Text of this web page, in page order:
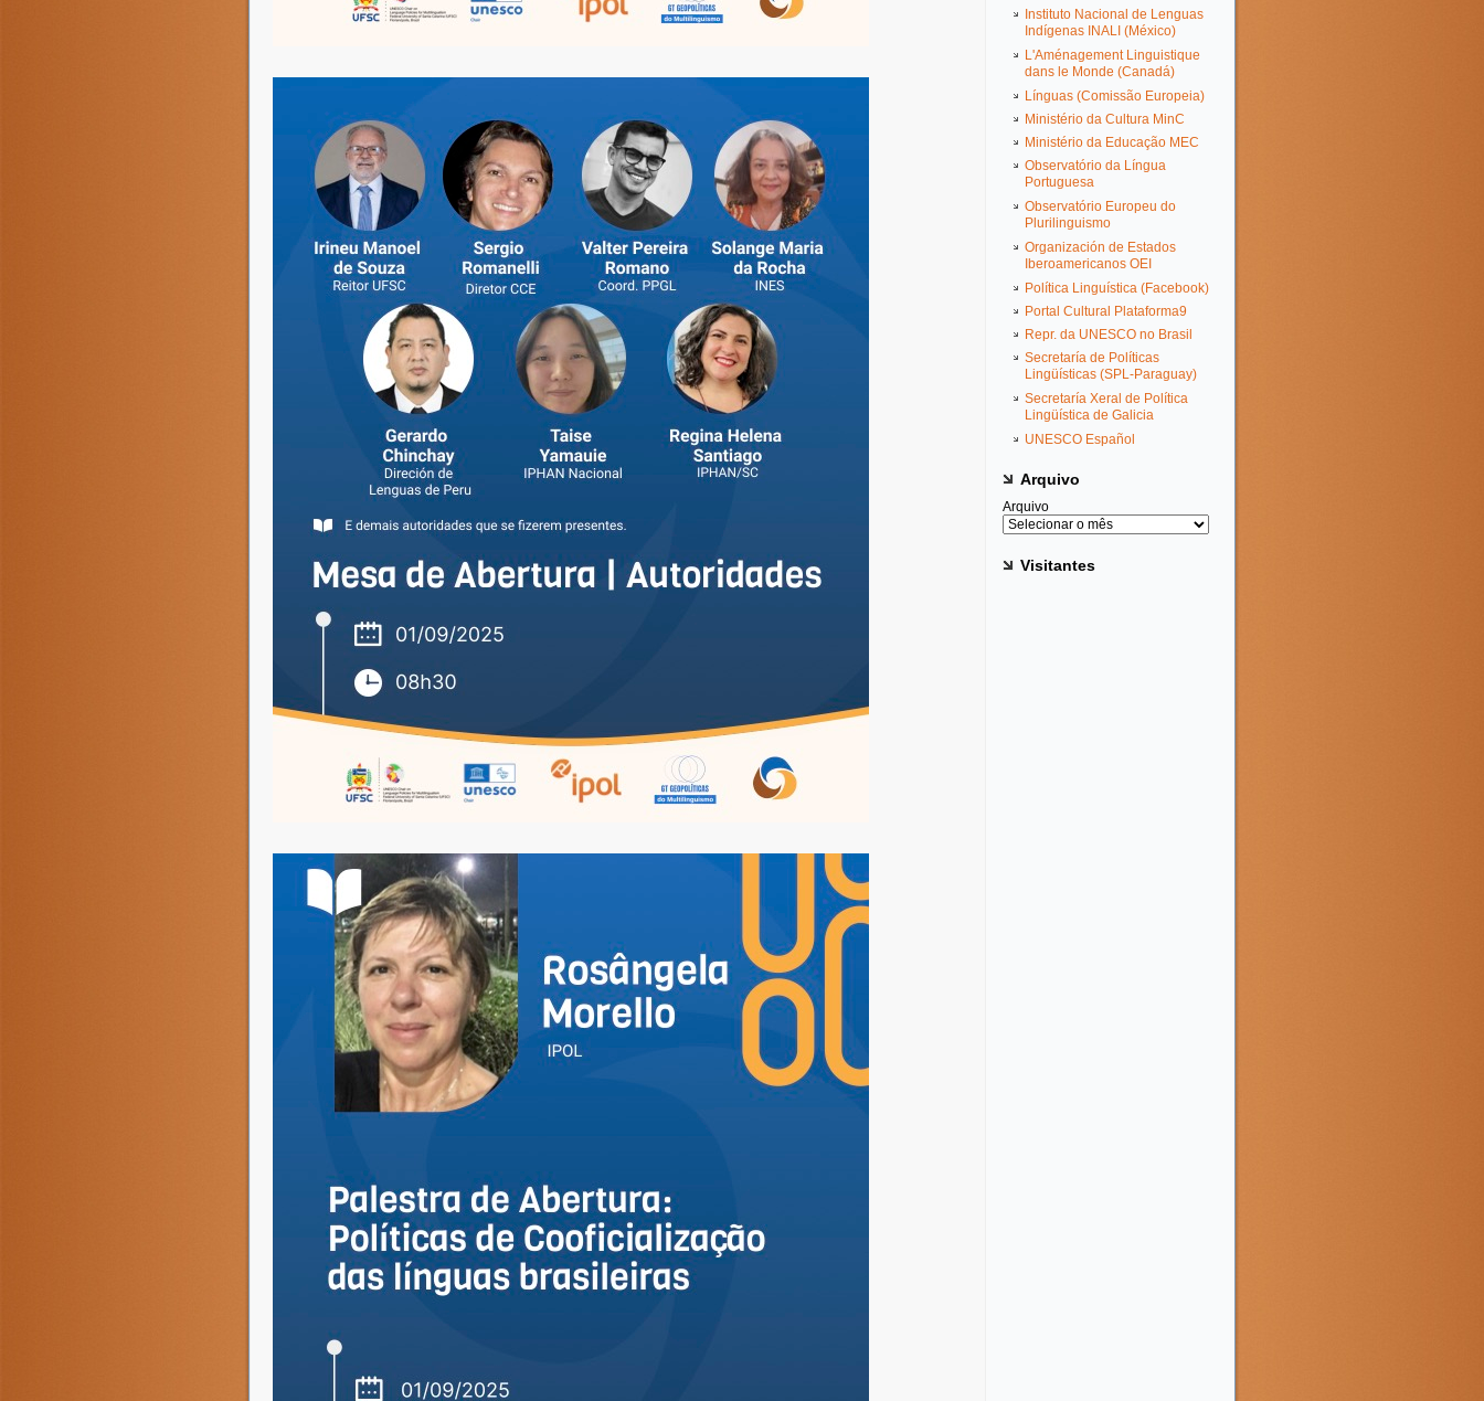
Instituto Nacional de Lenguas
Indígenas INALI (México)
L'Aménagement Linguistique
dans le Monde (Canadá)
Línguas (Comissão Europeia)
Ministério da Cultura MinC
Ministério da Educação MEC
Observatório da Língua
Portuguesa
Observatório Europeu do
Plurilinguismo
Organización de Estados
Iberoamericanos OEI
Política Linguística (Facebook)
Portal Cultural Plataforma9
Repr. da UNESCO no Brasil
Secretaría de Políticas
Lingüísticas (SPL-Paraguay)
Secretaría Xeral de Política
Lingüística de Galicia
UNESCO Español
Arquivo
Arquivo
Visitantes